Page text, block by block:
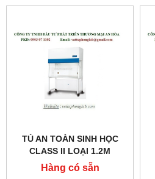
TỦ AN TOÀN SINH HỌC
CLASS II LOẠI 1.2M
MODEL:AC2-4E1
Hàng có sẵn